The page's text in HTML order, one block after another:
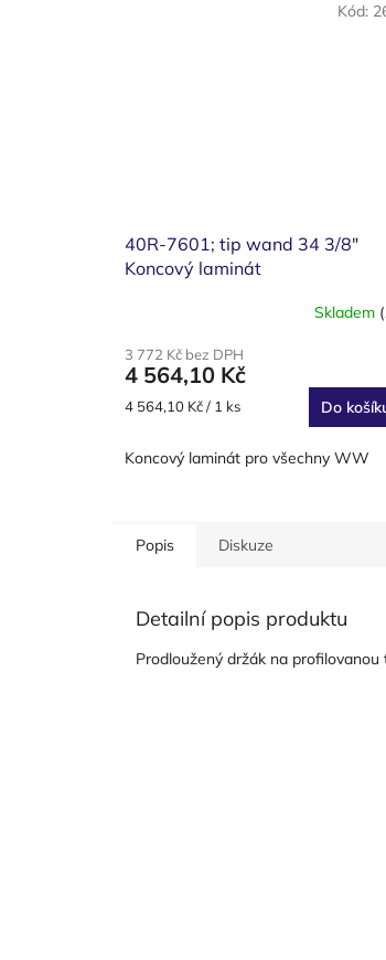
40R-7601; tip wand 34 3/8″
Koncový laminát
Skladem
3 772 Kč bez DPH
4 564,10 Kč
Měrná
4 564,10 Kč / 1 ks Do
Koncový laminát pro všechny WW
Kód:
Popis Diskuze
Detailní popis produktu
Prodloužený držák na